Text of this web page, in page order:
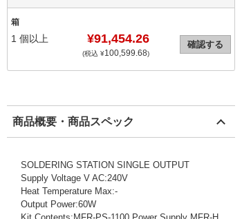
箱
1 個以上 ¥91,454.26
(税込 ¥100,599.68)
確認する
商品概要・商品スペック
SOLDERING STATION SINGLE OUTPUT
Supply Voltage V AC:240V
Heat Temperature Max:-
Output Power:60W